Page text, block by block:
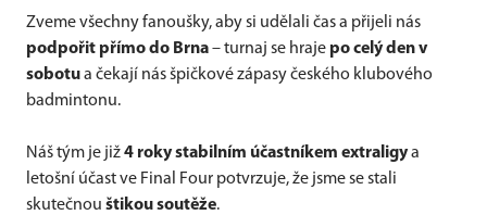
Zveme všechny fanoušky, aby si udělali čas a přijeli nás
podpořit přímo do Brna– turnaj se hraje po celý den v
sobotua čekají nás špičkové zápasy českého klubového
badmintonu.
Náš tým je již4 roky stabilním účastníkem extraligya
letošní účast ve Final Four potvrzuje, že jsme se stali
skutečnou štikou soutěže.